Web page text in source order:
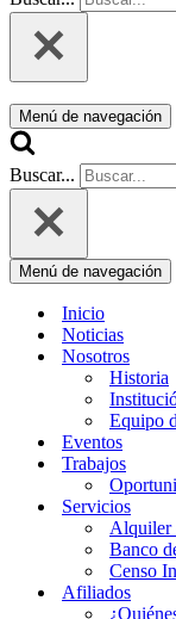
Menú de navegación
Buscar...
Menú de navegación
Inicio
Noticias
Nosotros
Historia
Equipo
Eventos
Trabajos
Servicios
Alquiler
Banco
Censo
Afiliados